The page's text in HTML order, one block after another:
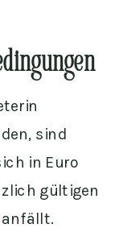
sind
in Euro
gültigen
anfällt.